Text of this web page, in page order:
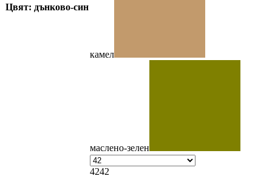
Цвят: дънково-син
камел
маслено-зелен
4242